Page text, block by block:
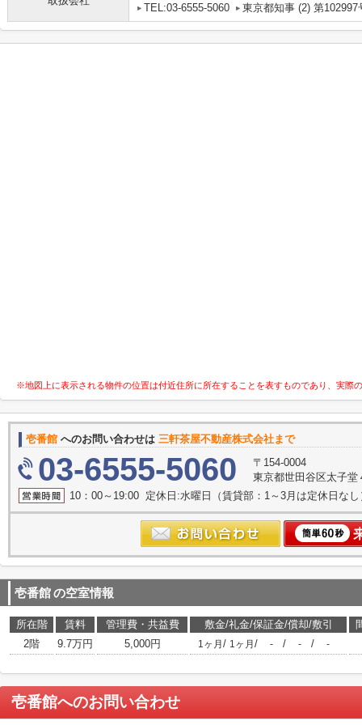
TEL:03-6555-5060 東京都知事 (2) 第102997
※地図上に表示される物件の位置は付近住所に所在することを表すものであり、実際
壱番館 へのお問い合わせは 三軒茶屋不動産株式会社まで
03-6555-5060
〒154-0004
東京都世田谷区太子堂
10：00～19:00 定休日:水曜日（賃貸部：1～3月は定休日なし
壱番館の空室情報
所在階 賃料 管理費・共益費 敷金/礼金/保証金/償却/敷引
2階
9.7万円 5,000円 1ヶ月 / 1ヶ月 / - / - / -
壱番館へのお問い合わせ